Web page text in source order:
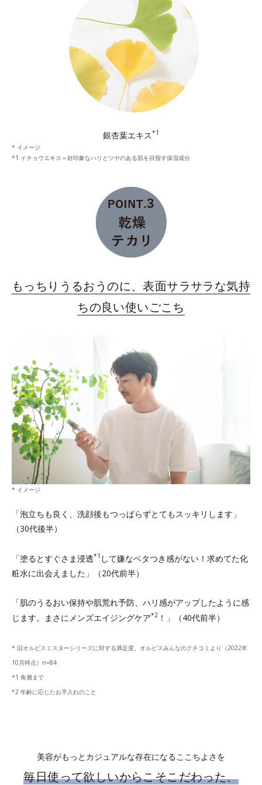
銀杏葉エキス*1
* イメージ
*1 イチョウエキス＝好印象なハリとツヤのある肌を目指す保湿成分
もっちりうるおうのに、表面サラサラな気持
ちの良い使いごこち
* イメージ
「泡立ちも良く、洗顔後もつっぱらずとてもスッキリします」
（30代後半）
「塗るとすぐさま浸透*1 して嫌なベタつき感がない！求めてた化
粧水に出会えました」（20代前半）
「肌のうるおい保持や肌荒れ予防、ハリ感がアップしたように感
じます。まさにメンズエイジングケア*2 ！」（40代前半）
* 旧オルビスミスターシリーズに対する満足度。オルビスみんなのクチコミより（2022年
10月時点）n=84
*1 角層まで
*2 年齢に応じたお手入れのこと
美容がもっとカジュアルな存在になるここちよさを
毎日使って欲しいからこそこだわった、